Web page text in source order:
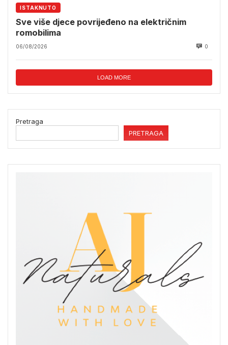
ISTAKNUTO
Sve više djece povrijeđeno na električnim
romobilima
06/08/2026 0
LOAD MORE
Pretraga
PRETRAGA